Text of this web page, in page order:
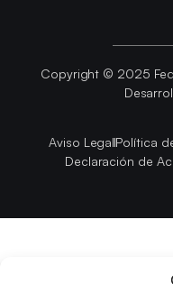
Copyright © 2025
Aviso LegalPolítica
Declaración de